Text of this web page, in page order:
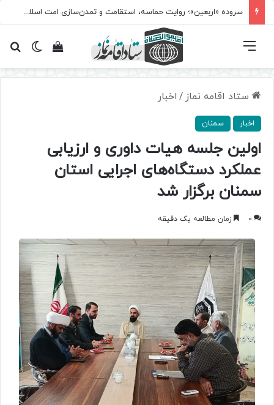
سروده‌ «اربعین»؛ روایت حماسه، استقامت و تمدن‌سازی امت اسلامی
تغییرمشاهده فهرست
ستاد اقامه نماز / اخبار
اخبار سمنان
اولین جلسه هیات داوری و ارزیابی
عملکرد دستگاه‌های اجرایی استان
سمنان برگزار شد
0 زمان مطالعه یک دقیقه